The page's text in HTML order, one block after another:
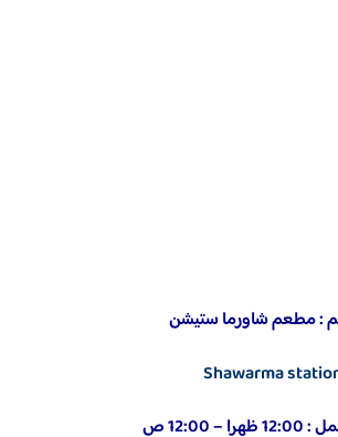
: مطعم شاورما ستيشن
– 12:00 ص